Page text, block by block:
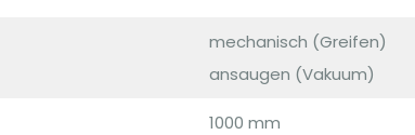
mechanisch (Greifen)
ansaugen (Vakuum)
1000 mm